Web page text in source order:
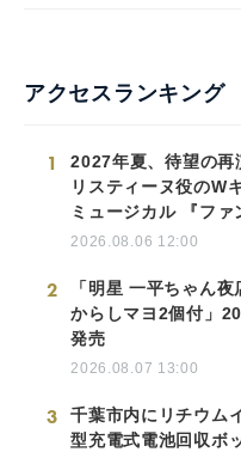
アクセスランキング
1
2027年夏、待望の再
リスティーヌ役のW
ミュージカル 『ファ
2026.08.06 12:00
2
「明星 一平ちゃん
からしマヨ2個付」
発売
2026.08.07 13:00
3
千葉市内にリチウム
型充電式電池回収ボ